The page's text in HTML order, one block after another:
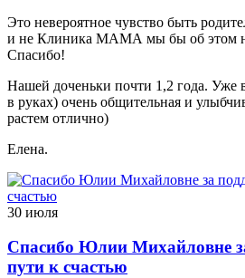
Это невероятное чувство быть
и не Клиника МАМА мы бы об этом
Спасибо!
Нашей доченьки почти 1,2 года. Уже
в руках) очень общительная и
растем отлично)
Елена.
30 июля
Спасибо Юлии Михайловне
пути к счастью